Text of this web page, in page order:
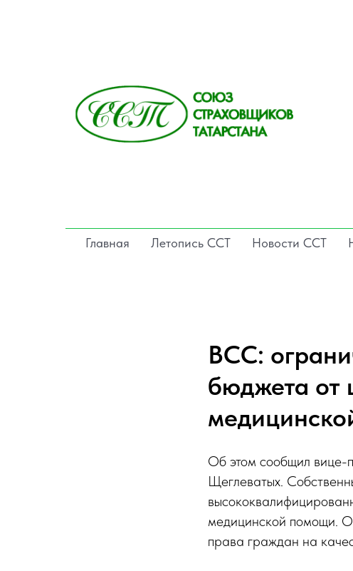
Главная Летопись ССТ Новости ССТ
ВСС:
бюджета от
Об этом сообщил вице-
Щеглеватых.
медицинской помощи.
права граждан на